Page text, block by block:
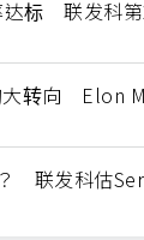
达标 联发科第
大转向 Elon
联发科估